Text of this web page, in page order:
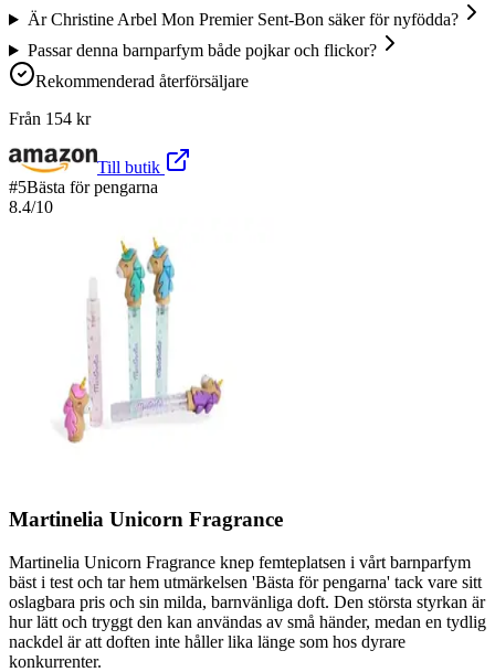
Är Christine Arbel Mon Premier Sent-Bon säker för nyfödda?
Passar denna barnparfym både pojkar och flickor?
Rekommenderad återförsäljare
Från 154 kr
Till butik
#5Bästa för pengarna
8.4/10
Martinelia Unicorn Fragrance
Martinelia Unicorn Fragrance knep femteplatsen i vårt barnparfym
bäst i test och tar hem utmärkelsen 'Bästa för pengarna' tack vare sitt
oslagbara pris och sin milda, barnvänliga doft. Den största styrkan är
hur lätt och tryggt den kan användas av små händer, medan en tydlig
nackdel är att doften inte håller lika länge som hos dyrare
konkurrenter.